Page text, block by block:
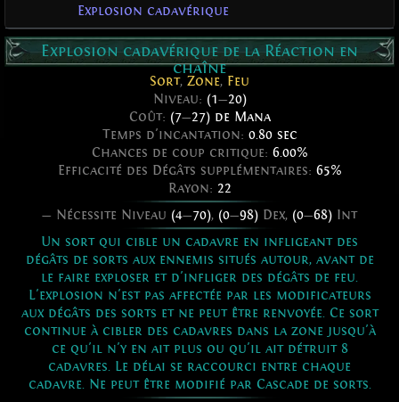
Explosion cadavérique
Explosion cadavérique de la Réaction en
chaîne
Sort, Zone, Feu
Niveau: (1—20)
Coût: (7—27) de Mana
Temps d'incantation: 0.80 sec
Chances de coup critique: 6.00%
Efficacité des Dégâts supplémentaires: 65%
Rayon: 22
— Nécessite Niveau (4—70), (0—98) Dex, (0—68) Int
Un sort qui cible un cadavre en infligeant des
dégâts de sorts aux ennemis situés autour, avant de
le faire exploser et d'infliger des dégâts de feu.
L'explosion n'est pas affectée par les modificateurs
aux dégâts des sorts et ne peut être renvoyée. Ce sort
continue à cibler des cadavres dans la zone jusqu'à
ce qu'il n'y en ait plus ou qu'il ait détruit 8
cadavres. Le délai se raccourci entre chaque
cadavre. Ne peut être modifié par Cascade de sorts.